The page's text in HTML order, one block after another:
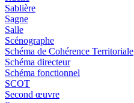
Sablière
Sagne
Salle
Scénographe
Schéma de Cohérence Territoriale
Schéma directeur
Schéma fonctionnel
SCOT
Second œuvre